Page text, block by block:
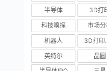
半导体
3D打
科技嗅探
市场
机器人
3D
英特尔
晶圆